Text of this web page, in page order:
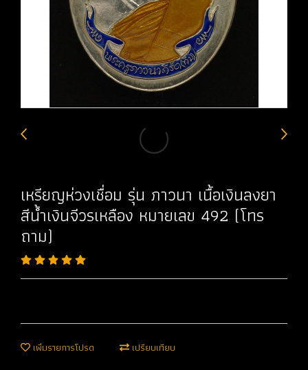
เหรียญห่วงเชื่อม รุ่น ภาวนา เนื้อเงินลงยา
สีน้ำเงินจีวรเหลือง หมายเลข 492 (โทร
ถาม)
เพิ่มรายการโปรด เปรียบเทียบ